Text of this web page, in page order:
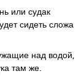
или судак
сидеть сложа
над водой,
там же.